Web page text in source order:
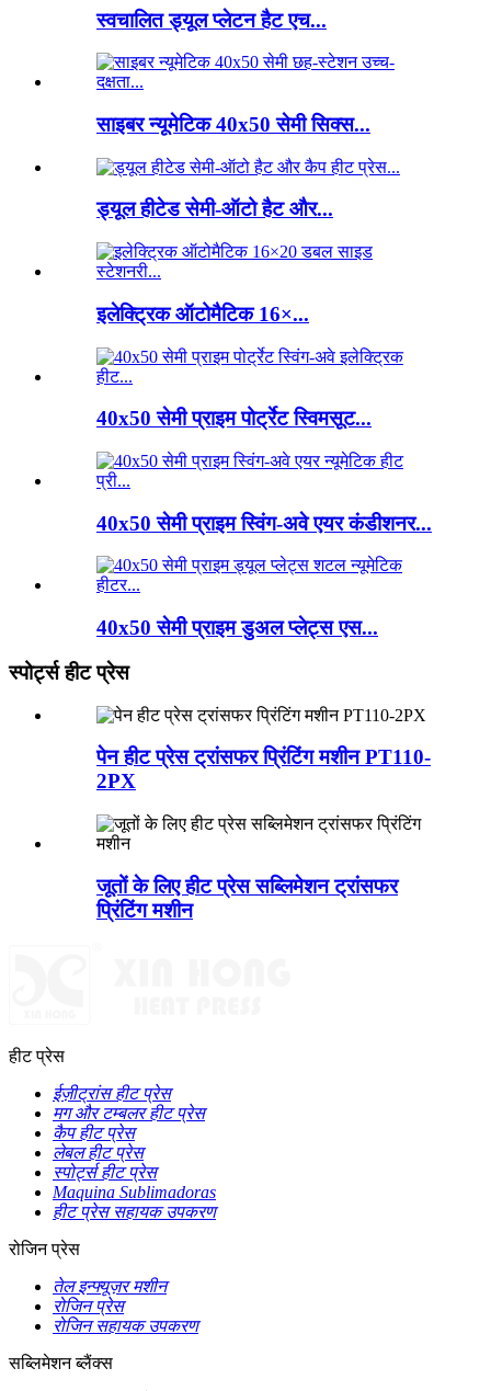
स्वचालित ड्यूल प्लेटन हैट एच...
साइबर न्यूमेटिक 40x50 सेमी सिक्स...
ड्यूल हीटेड सेमी-ऑटो हैट और...
इलेक्ट्रिक ऑटोमैटिक 16×...
40x50 सेमी प्राइम पोर्ट्रेट स्विमसूट...
40x50 सेमी प्राइम स्विंग-अवे एयर कंडीशनर...
40x50 सेमी प्राइम डुअल प्लेट्स एस...
स्पोर्ट्स हीट प्रेस
पेन हीट प्रेस ट्रांसफर प्रिंटिंग मशीन PT110-
2PX
जूतों के लिए हीट प्रेस सब्लिमेशन ट्रांसफर
प्रिंटिंग मशीन
हीट प्रेस
ईज़ीट्रांस हीट प्रेस
मग और टम्बलर हीट प्रेस
कैप हीट प्रेस
लेबल हीट प्रेस
स्पोर्ट्स हीट प्रेस
Maquina Sublimadoras
हीट प्रेस सहायक उपकरण
रोजिन प्रेस
तेल इन्फ्यूज़र मशीन
रोजिन प्रेस
रोजिन सहायक उपकरण
सब्लिमेशन ब्लैंक्स